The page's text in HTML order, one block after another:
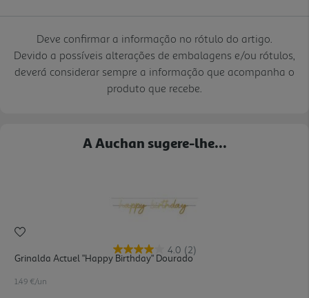
Deve confirmar a informação no rótulo do artigo.
Devido a possíveis alterações de embalagens e/ou rótulos,
deverá considerar sempre a informação que acompanha o
produto que recebe.
A Auchan sugere-lhe...
4.0 (2)
Grinalda Actuel "happy Birthday" Dourado
1.49 €/un